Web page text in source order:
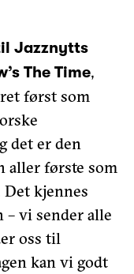
Jazznytts
The Time,
først som
det er den
aller første som
kjennes
vi sender alle
oss til
kan vi godt